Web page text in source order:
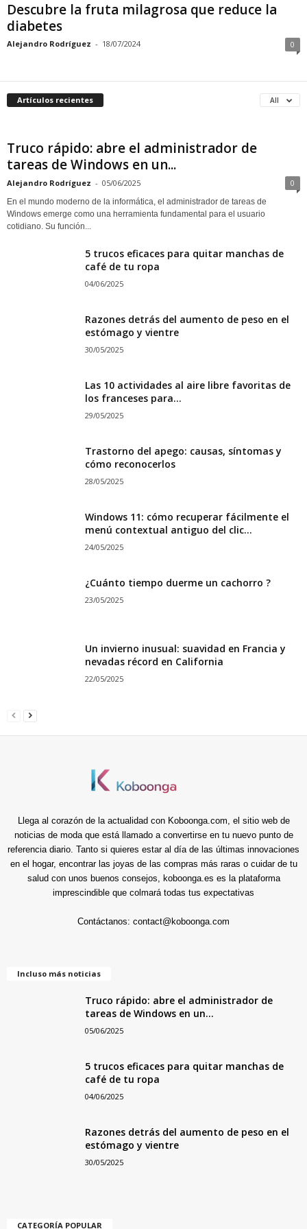
Descubre la fruta milagrosa que reduce la
diabetes
Alejandro Rodríguez - 18/07/2024 0
Artículos recientes All
Truco rápido: abre el administrador de
tareas de Windows en un...
Alejandro Rodríguez - 05/06/2025 0
En el mundo moderno de la informática, el administrador de tareas de
Windows emerge como una herramienta fundamental para el usuario
cotidiano. Su función...
5 trucos eficaces para quitar manchas de
café de tu ropa
04/06/2025
Razones detrás del aumento de peso en el
estómago y vientre
30/05/2025
Las 10 actividades al aire libre favoritas de
los franceses para...
29/05/2025
Trastorno del apego: causas, síntomas y
cómo reconocerlos
28/05/2025
Windows 11: cómo recuperar fácilmente el
menú contextual antiguo del clic...
24/05/2025
¿Cuánto tiempo duerme un cachorro ?
23/05/2025
Un invierno inusual: suavidad en Francia y
nevadas récord en California
22/05/2025
Llega al corazón de la actualidad con Koboonga.com, el sitio web de
noticias de moda que está llamado a convertirse en tu nuevo punto de
referencia diario. Tanto si quieres estar al día de las últimas innovaciones
en el hogar, encontrar las joyas de las compras más raras o cuidar de tu
salud con unos buenos consejos, koboonga.es es la plataforma
imprescindible que colmará todas tus expectativas
Contáctanos: contact@koboonga.com
Incluso más noticias
Truco rápido: abre el administrador de
tareas de Windows en un...
05/06/2025
5 trucos eficaces para quitar manchas de
café de tu ropa
04/06/2025
Razones detrás del aumento de peso en el
estómago y vientre
30/05/2025
CATEGORÍA POPULAR